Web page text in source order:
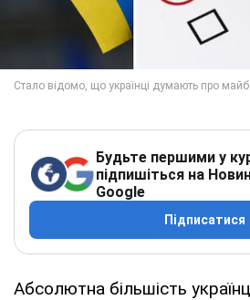
Будьте першими у
підпишіться на
Google
Підписатися
Абсолютна більшість